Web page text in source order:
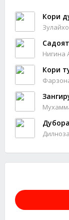
Кори
Нигина
Кори